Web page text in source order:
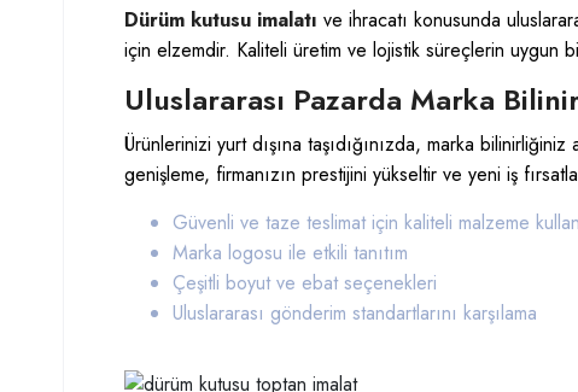
Dürüm kutusu imalatı ve ihracatı konusunda
için elzemdir. Kaliteli üretim ve lojistik süreçlerin uygun
Uluslararası Pazarda Marka
Ürünlerinizi yurt dışına taşıdığınızda, marka
genişleme, firmanızın prestijini yükseltir ve yeni iş
Güvenli ve taze teslimat için kaliteli malzeme
Marka logosu ile etkili tanıtım
Çeşitli boyut ve ebat seçenekleri
Uluslararası gönderim standartlarını karşılama